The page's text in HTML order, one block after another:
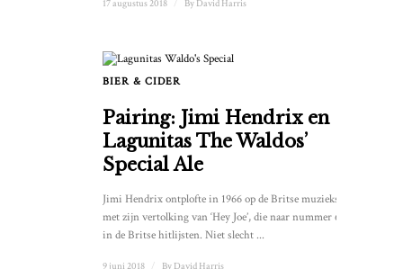
17 augustus 2018 By David Harris
BIER & CIDER
Pairing: Jimi Hendrix en
Lagunitas The Waldos’
Special Ale
Jimi Hendrix ontplofte in 1966 op de Britse muziekscene
met zijn vertolking van ‘Hey Joe’, die naar nummer 6 klom
in de Britse hitlijsten. Niet slecht ...
9 juni 2018 By David Harris